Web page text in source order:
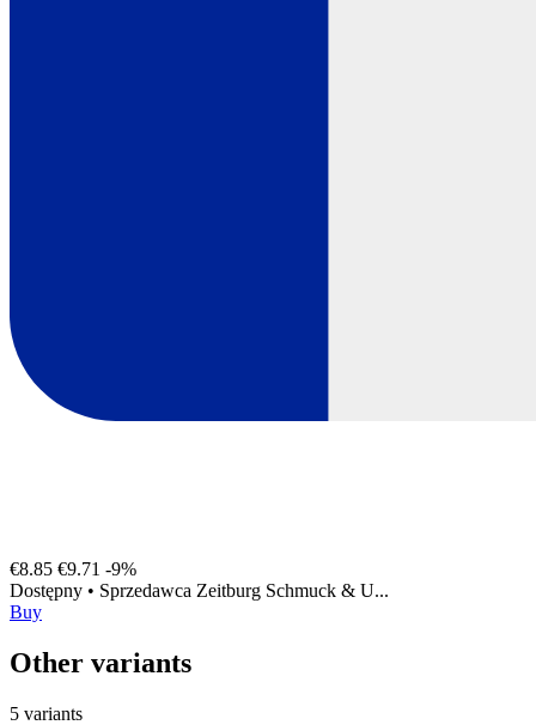
€8.85 €9.71 -9%
Dostępny • Sprzedawca Zeitburg Schmuck & U...
Buy
Other variants
5 variants